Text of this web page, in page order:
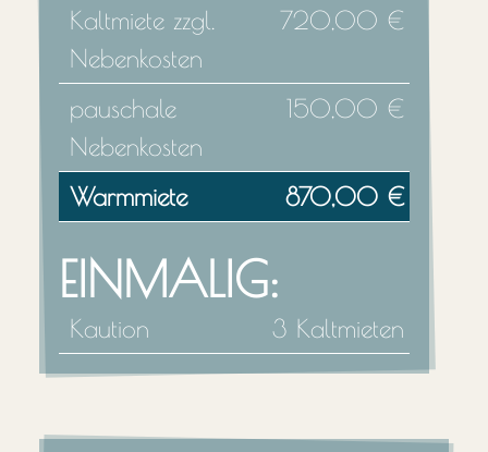
Kaltmiete zzgl.
Nebenkosten
720,00 €
pauschale
Nebenkosten
150,00 €
Warmmiete 870,00 €
EINMALIG:
Kaution 3 Kaltmieten